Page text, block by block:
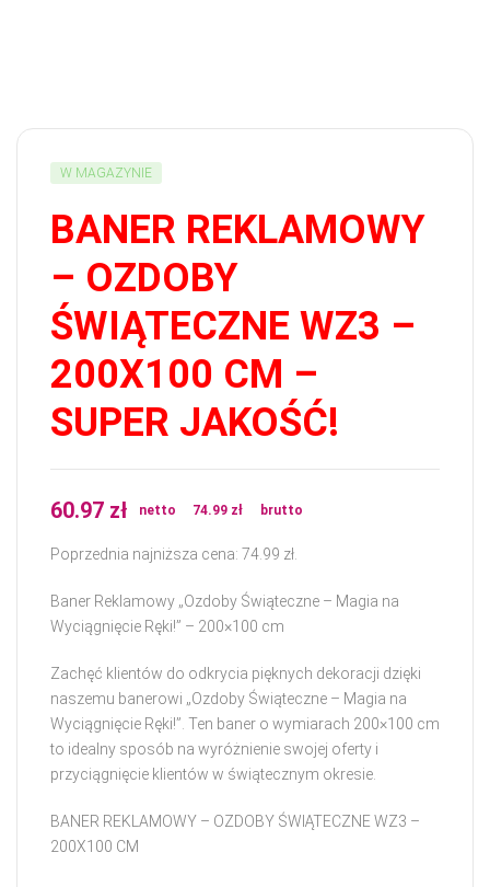
W MAGAZYNIE
BANER REKLAMOWY
– OZDOBY
ŚWIĄTECZNE WZ3 –
200X100 CM –
SUPER JAKOŚĆ!
60.97 zł netto 74.99 zł brutto
Poprzednia najniższa cena: 74.99 zł.
Baner Reklamowy „Ozdoby Świąteczne – Magia na
Wyciągnięcie Ręki!” – 200×100 cm
Zachęć klientów do odkrycia pięknych dekoracji dzięki
naszemu banerowi „Ozdoby Świąteczne – Magia na
Wyciągnięcie Ręki!”. Ten baner o wymiarach 200×100 cm
to idealny sposób na wyróżnienie swojej oferty i
przyciągnięcie klientów w świątecznym okresie.
BANER REKLAMOWY – OZDOBY ŚWIĄTECZNE WZ3 –
200X100 CM